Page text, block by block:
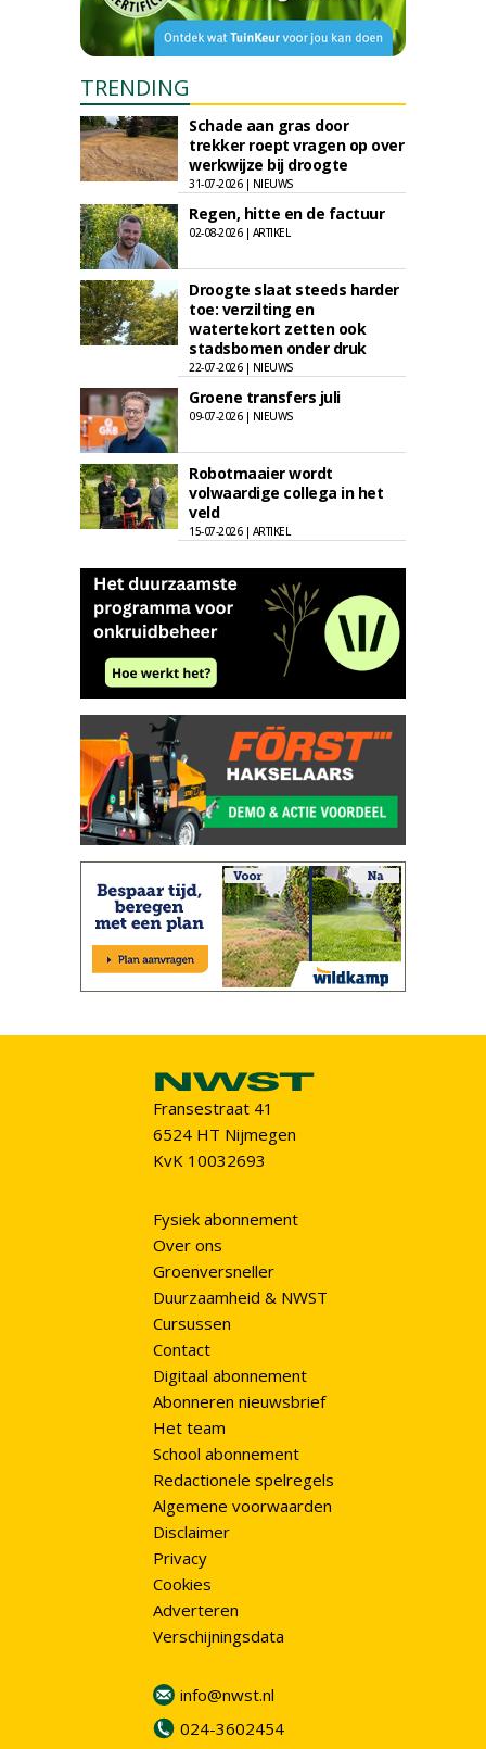
TRENDING
Schade aan gras door
trekker roept vragen op over
werkwijze bij droogte
31-07-2026 | NIEUWS
Regen, hitte en de factuur
02-08-2026 | ARTIKEL
Droogte slaat steeds harder
toe: verzilting en
watertekort zetten ook
stadsbomen onder druk
22-07-2026 | NIEUWS
Groene transfers juli
09-07-2026 | NIEUWS
Robotmaaier wordt
volwaardige collega in het
veld
15-07-2026 | ARTIKEL
Fransestraat 41
6524 HT Nijmegen
KvK 10032693
Fysiek abonnement
Over ons
Groenversneller
Duurzaamheid & NWST
Cursussen
Contact
Digitaal abonnement
Abonneren nieuwsbrief
Het team
School abonnement
Redactionele spelregels
Algemene voorwaarden
Disclaimer
Privacy
Cookies
Adverteren
Verschijningsdata
info@nwst.nl
024-3602454